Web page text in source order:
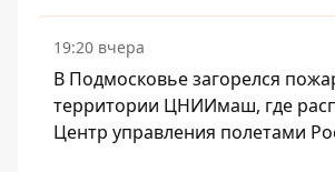
19:20 вчера
В Подмосковье загорелся
территории ЦНИИмаш, где
Центр управления полетами